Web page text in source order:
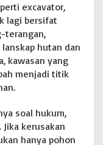
excavator,
lagi bersifat
terangan,
hutan dan
kawasan yang
menjadi titik
soal hukum,
kerusakan
hanya pohon